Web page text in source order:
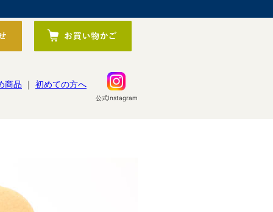
商品 ｜ 初めての方へ
公式Instagram